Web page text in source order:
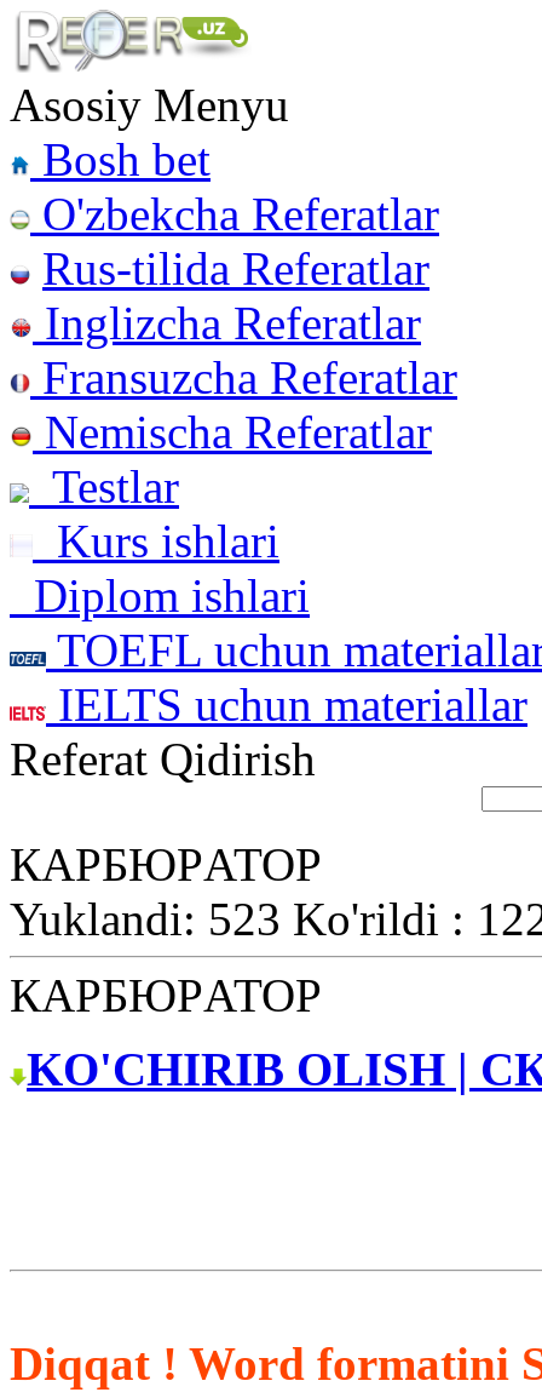
Asosiy Menyu
Bosh bet
O'zbekcha Referatlar
Rus-tilida Referatlar
Inglizcha Referatlar
Fransuzcha Referatlar
Nemischa Referatlar
Testlar
Kurs ishlari
Diplom ishlari
TOEFL uchun
IELTS uchun materiallar
Referat Qidirish
КАPБЮPАТОP
Yuklandi: 523 Ko'rildi :
КАPБЮPАТОP
KO'CHIRIB OLISH |
Diqqat ! Word formatini